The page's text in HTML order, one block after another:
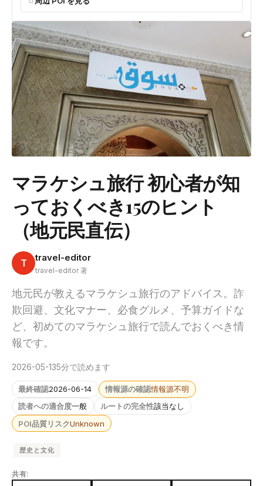
マラケシュ旅行 初心者が知
っておくべき15のヒント
（地元民直伝）
T travel-editor
travel-editor 著
地元民が教えるマラケシュ旅行のアドバイス。詐
欺回避、文化マナー、必食グルメ、予算ガイドな
ど、初めてのマラケシュ旅行で読んでおくべき情
報です。
2026-05-135分で読めます
最終確認2026-06-14 情報源の確認情報源不明
読者への適合度一般 ルートの完全性該当なし
POI品質リスクUnknown
歴史と文化
共有: